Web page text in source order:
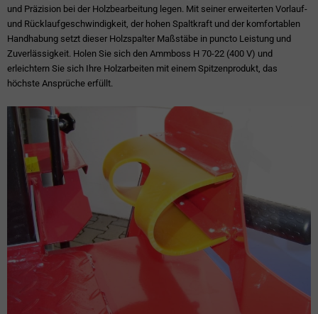
und Präzision bei der Holzbearbeitung legen. Mit seiner erweiterten Vorlauf-
und Rücklaufgeschwindigkeit, der hohen Spaltkraft und der komfortablen
Handhabung setzt dieser Holzspalter Maßstäbe in puncto Leistung und
Zuverlässigkeit. Holen Sie sich den Ammboss H 70-22 (400 V) und
erleichtern Sie sich Ihre Holzarbeiten mit einem Spitzenprodukt, das
höchste Ansprüche erfüllt.